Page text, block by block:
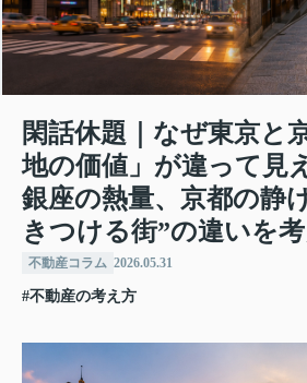
閑話休題｜なぜ東京と
地の価値」が違って見
銀座の熱量、京都の静
きつける街”の違いを
不動産コラム 2026.05.31
#不動産の考え方